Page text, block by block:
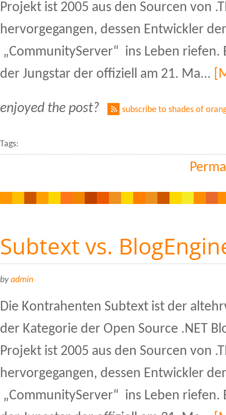
Projekt ist 2005 aus den Sourcen von
hervorgegangen, dessen Entwickler
„CommunityServer“ ins Leben riefen.
der Jungstar der offiziell am 21. Ma...
enjoyed the post? subscribe to shades of
Tags:
Subtext vs.
byadmin
Die Kontrahenten Subtext ist der
der Kategorie der Open Source .NET
Projekt ist 2005 aus den Sourcen von
hervorgegangen, dessen Entwickler
„CommunityServer“ ins Leben riefen.